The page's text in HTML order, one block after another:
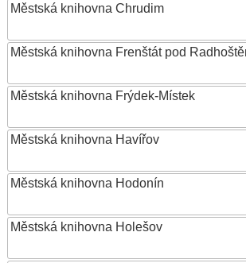
Městská knihovna Chrudim
Městská knihovna Frenštát pod
Městská knihovna Frýdek-Místek
Městská knihovna Havířov
Městská knihovna Hodonín
Městská knihovna Holešov